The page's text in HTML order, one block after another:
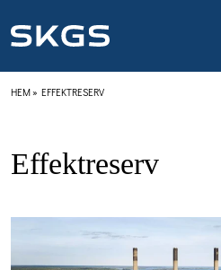
HEM» EFFEKTRESERV
Effektreserv